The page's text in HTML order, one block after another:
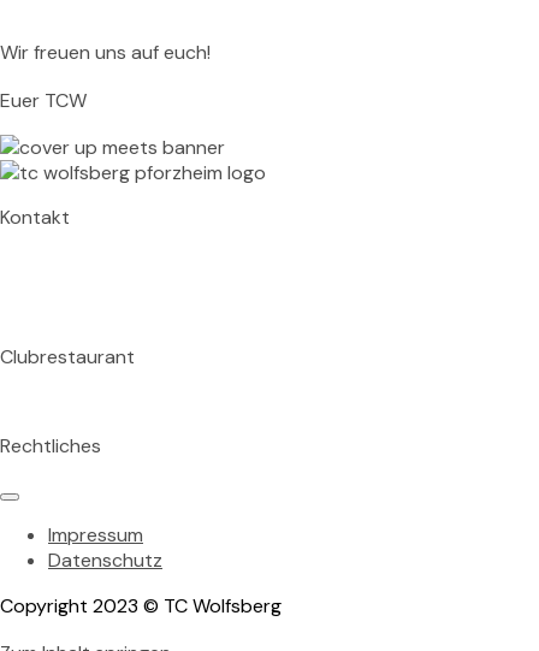
Wir freuen uns auf euch!
Euer TCW
Kontakt
Clubrestaurant
Rechtliches
Impressum
Datenschutz
Copyright 2023 © TC Wolfsberg